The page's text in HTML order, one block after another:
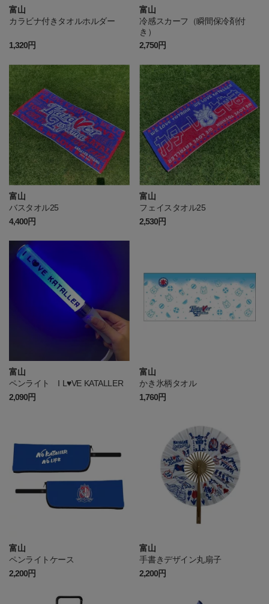
富山
カラビナ付きタオルホルダー
1,320円
富山
冷感スカーフ（瞬間保冷剤付
き）
2,750円
富山
バスタオル25
4,400円
富山
フェイスタオル25
2,530円
富山
ペンライト I L♥VE KATALLER
2,090円
富山
かき氷柄タオル
1,760円
富山
ペンライトケース
2,200円
富山
手書きデザイン丸扇子
2,200円